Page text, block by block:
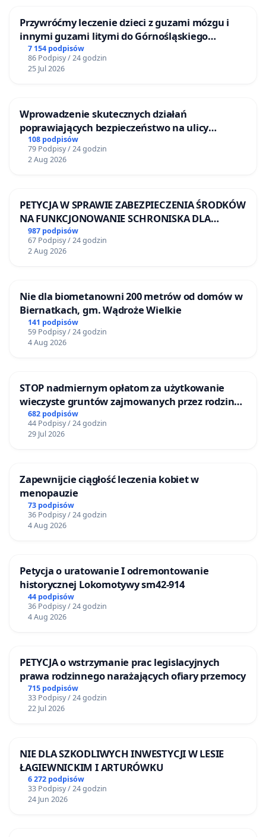
Przywróćmy leczenie dzieci z guzami mózgu i
innymi guzami litymi do Górnośląskiego
Centrum Zdrowia Dziecka w Katowicach
7 154 podpisów
86 Podpisy / 24 godzin
25 Jul 2026
Wprowadzenie skutecznych działań
poprawiających bezpieczeństwo na ulicy
Żeromskiego w Otwocku
108 podpisów
79 Podpisy / 24 godzin
2 Aug 2026
PETYCJA W SPRAWIE ZABEZPIECZENIA ŚRODKÓW
NA FUNKCJONOWANIE SCHRONISKA DLA
BEZDOMNYCH ZWIERZĄT W SKARYSZEWIE
987 podpisów
67 Podpisy / 24 godzin
2 Aug 2026
Nie dla biometanowni 200 metrów od domów w
Biernatkach, gm. Wądroże Wielkie
141 podpisów
59 Podpisy / 24 godzin
4 Aug 2026
STOP nadmiernym opłatom za użytkowanie
wieczyste gruntów zajmowanych przez rodzinne
ogrody działkowe.
682 podpisów
44 Podpisy / 24 godzin
29 Jul 2026
Zapewnijcie ciągłość leczenia kobiet w
menopauzie
73 podpisów
36 Podpisy / 24 godzin
4 Aug 2026
Petycja o uratowanie I odremontowanie
historycznej Lokomotywy sm42-914
44 podpisów
36 Podpisy / 24 godzin
4 Aug 2026
PETYCJA o wstrzymanie prac legislacyjnych
prawa rodzinnego narażających ofiary przemocy
715 podpisów
33 Podpisy / 24 godzin
22 Jul 2026
NIE DLA SZKODLIWYCH INWESTYCJI W LESIE
ŁAGIEWNICKIM I ARTURÓWKU
6 272 podpisów
33 Podpisy / 24 godzin
24 Jun 2026